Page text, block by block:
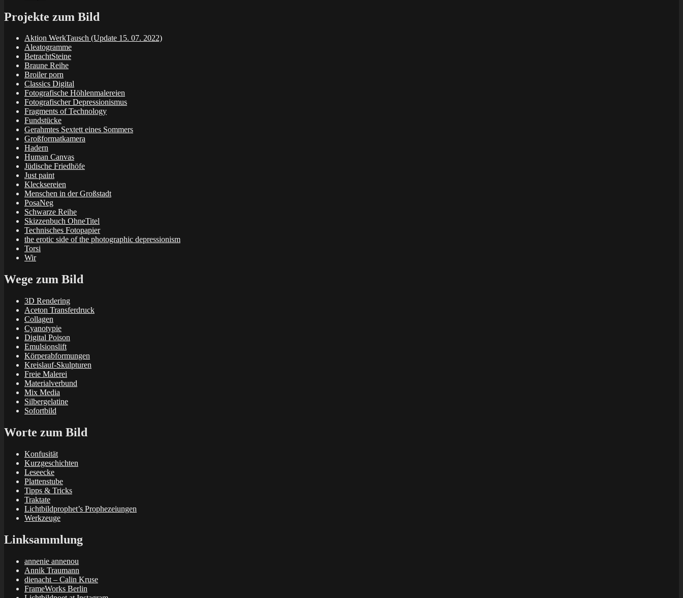
Projekte zum Bild
Aktion WerkTausch (Update 15. 07. 2022)
Aleatogramme
BetrachtSteine
Braune Reihe
Broiler porn
Classics Digital
Fotografische Höhlenmalereien
Fotografischer Depressionismus
Fragments of Technology
Fundstücke
Gerahmtes Sextett eines Sommers
Großformatkamera
Hadern
Human Canvas
Jüdische Friedhöfe
Just paint
Klecksereien
Menschen in der Großstadt
PosaNeg
Schwarze Reihe
Skizzenbuch OhneTitel
Technisches Fotopapier
the erotic side of the photographic depressionism
Torsi
Wir
Wege zum Bild
3D Rendering
Aceton Transferdruck
Collagen
Cyanotypie
Digital Poison
Emulsionslift
Körperabformungen
Kreislauf-Skulpturen
Freie Malerei
Materialverbund
Mix Media
Silbergelatine
Sofortbild
Worte zum Bild
Konfusität
Kurzgeschichten
Leseecke
Plattenstube
Tipps & Tricks
Traktate
Lichtbildprophet’s Prophezeiungen
Werkzeuge
Linksammlung
annenie annenou
Annik Traumann
dienacht – Calin Kruse
FrameWorks Berlin